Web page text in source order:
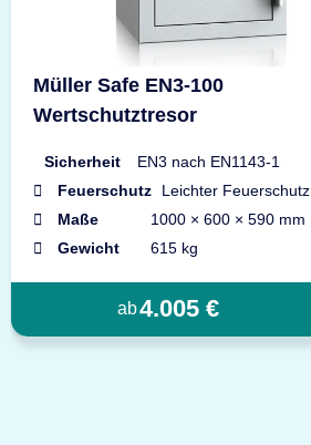
Müller Safe EN3-100
Wertschutztresor
Sicherheit
EN3 nach EN1143-1
Feuerschutz
Leichter Feuerschutz
Maße
1000 × 600 × 590 mm
Gewicht
615 kg
ab4.005 €